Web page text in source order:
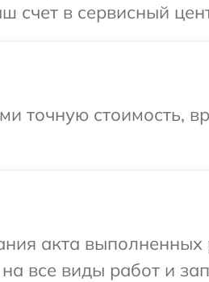
счет в сервисный
точную стоимость,
акта
все виды работ и